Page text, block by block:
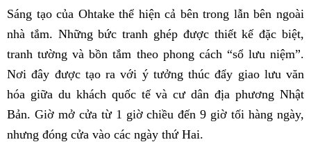
Sáng tạo của Ohtake thể hiện cả bên trong lẫn bên ngoài
nhà tắm. Những bức tranh ghép được thiết kế đặc biệt,
tranh tường và bồn tắm theo phong cách “sổ lưu niệm”.
Nơi đây được tạo ra với ý tưởng thúc đẩy giao lưu văn
hóa giữa du khách quốc tế và cư dân địa phương Nhật
Bản. Giờ mở cửa từ 1 giờ chiều đến 9 giờ tối hàng ngày,
nhưng đóng cửa vào các ngày thứ Hai.